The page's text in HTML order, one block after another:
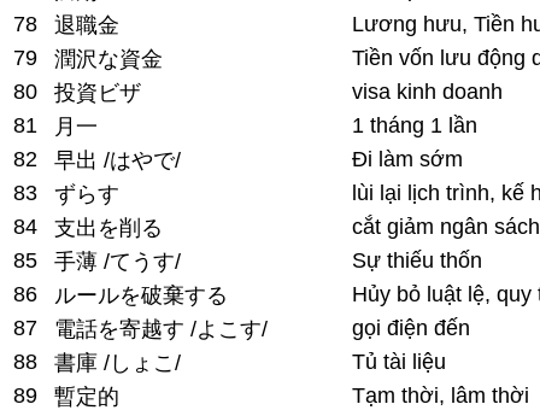
78
退職金
Lương hưu, Tiền
79
潤沢な資金
Tiền vốn lưu động
80
投資ビザ
visa kinh doanh
81
月一
1 tháng 1 lần
82
早出 /はやで/
Đi làm sớm
83
ずらす
lùi lại lịch trình, kế
84
支出を削る
cắt giảm ngân sách
85
手薄 /てうす/
Sự thiếu thốn
86
ルールを破棄する
Hủy bỏ luật lệ, quy
87
電話を寄越す /よこす/
gọi điện đến
88
書庫 /しょこ/
Tủ tài liệu
89
暫定的
Tạm thời, lâm thời